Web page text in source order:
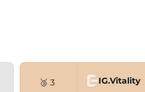
🥉 3 IG.Vitality